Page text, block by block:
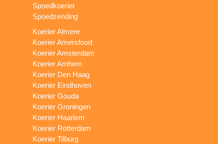
Spoedkoerier
Spoedzending
Koerier Almere
Koerier Amersfoort
Koerier Amsterdam
Koerier Arnhem
Koerier Den Haag
Koerier Eindhoven
Koerier Gouda
Koerier Groningen
Koerier Haarlem
Koerier Rotterdam
Koerier Tilburg